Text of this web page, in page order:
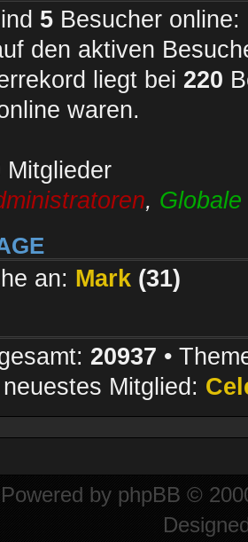
5 Besucher
den aktiven
liegt bei 220
waren.
Mitglieder
,
an: Mark (31)
20937 •
Mitglied:
Powered by phpBB ©